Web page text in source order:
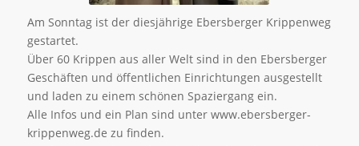
Am Sonntag ist der diesjährige Ebersberger Krippenweg
gestartet.
Über 60 Krippen aus aller Welt sind in den Ebersberger
Geschäften und öffentlichen Einrichtungen ausgestellt
und laden zu einem schönen Spaziergang ein.
Alle Infos und ein Plan sind unter www.ebersberger-
krippenweg.de zu finden.